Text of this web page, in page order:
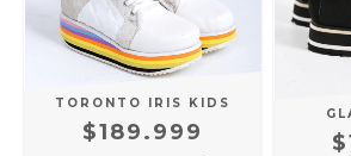
TORONTO IRIS KIDS
$189.999